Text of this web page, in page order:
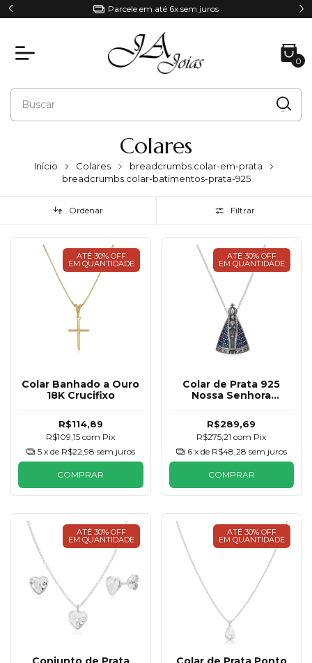
Parcele em até 6x sem juros
0
Colares
Início Colares
breadcrumbs.colar-em-prata
breadcrumbs.colar-batimentos-prata-925
Ordenar Filtrar
ATÉ 30% OFF
EM QUANTIDADE
Colar Banhado a Ouro
18K Crucifixo
R$114,89
R$109,15com Pix
5 x de R$22,98 sem juros
COMPRAR
ATÉ 30% OFF
EM QUANTIDADE
Colar de Prata 925
Nossa Senhora
R$289,69
R$275,21com Pix
6 x de R$48,28 sem juros
COMPRAR
ATÉ 30% OFF
EM QUANTIDADE
ATÉ 30% OFF
EM QUANTIDADE